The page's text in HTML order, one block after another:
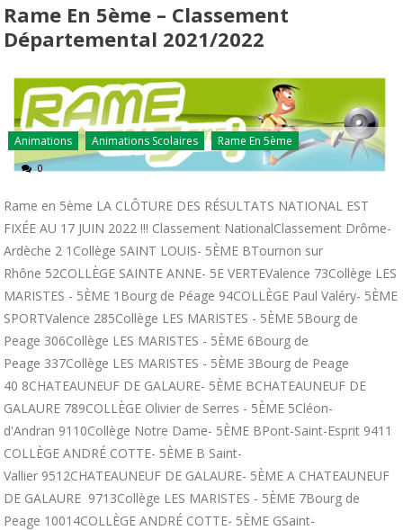
Rame En 5ème – Classement
Départemental 2021/2022
Animations Animations Scolaires Rame En 5ème
0
Rame en 5ème LA CLÔTURE DES RÉSULTATS NATIONAL EST
FIXÉE AU 17 JUIN 2022 !!! Classement NationalClassement Drôme-
Ardèche 2 1Collège SAINT LOUIS- 5ÈME BTournon sur
Rhône 52COLLÈGE SAINTE ANNE- 5E VERTEValence 73Collège LES
MARISTES - 5ÈME 1Bourg de Péage 94COLLÈGE Paul Valéry- 5ÈME
SPORTValence 285Collège LES MARISTES - 5ÈME 5Bourg de
Peage 306Collège LES MARISTES - 5ÈME 6Bourg de
Peage 337Collège LES MARISTES - 5ÈME 3Bourg de Peage
40 8CHATEAUNEUF DE GALAURE- 5ÈME BCHATEAUNEUF DE
GALAURE 789COLLÈGE Olivier de Serres - 5ÈME 5Cléon-
d'Andran 9110Collège Notre Dame- 5ÈME BPont-Saint-Esprit 9411
COLLÈGE ANDRÉ COTTE- 5ÈME B Saint-
Vallier 9512CHATEAUNEUF DE GALAURE- 5ÈME A CHATEAUNEUF
DE GALAURE 9713Collège LES MARISTES - 5ÈME 7Bourg de
Peage 10014COLLÈGE ANDRÉ COTTE- 5ÈME GSaint-